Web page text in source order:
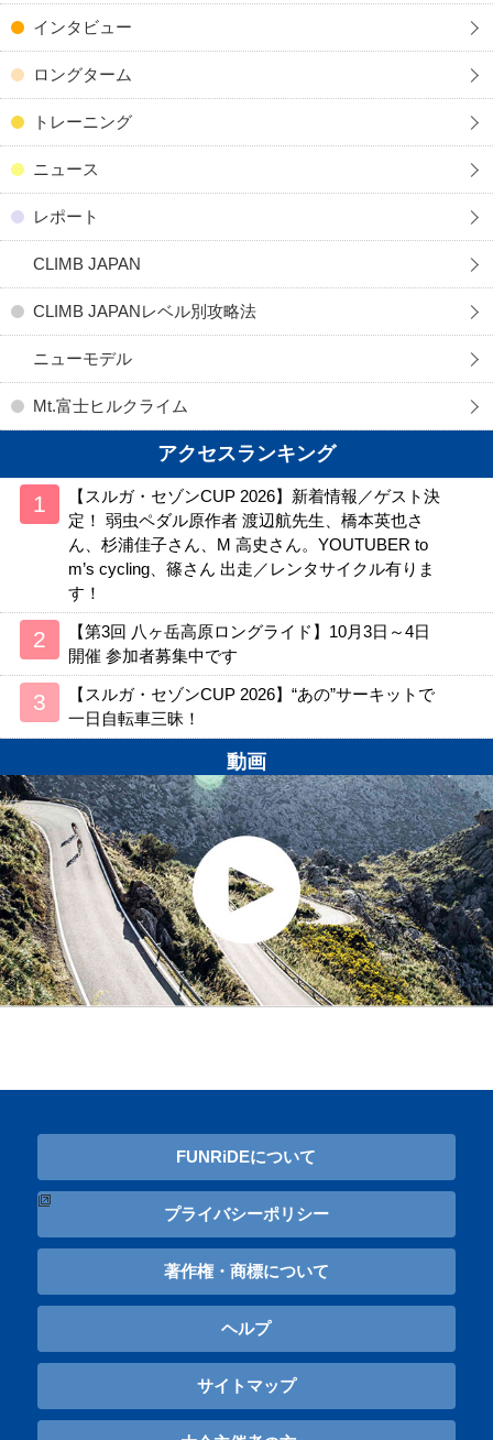
インタビュー
ロングターム
トレーニング
ニュース
レポート
CLIMB JAPAN
CLIMB JAPANレベル別攻略法
ニューモデル
Mt.富士ヒルクライム
アクセスランキング
【スルガ・セゾンCUP 2026】新着情報／ゲスト決
定！ 弱虫ペダル原作者 渡辺航先生、橋本英也さ
ん、杉浦佳子さん、M 高史さん。YOUTUBER to
m’s cycling、篠さん 出走／レンタサイクル有りま
す！
【第3回 八ヶ岳高原ロングライド】10月3日～4日
開催 参加者募集中です
【スルガ・セゾンCUP 2026】“あの”サーキットで
一日自転車三昧！
動画
FUNRiDEについて
プライバシーポリシー
著作権・商標について
ヘルプ
サイトマップ